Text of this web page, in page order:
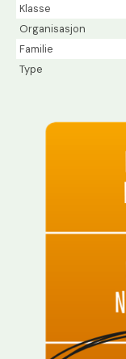
Klasse
Organisasjon
Familie
Type